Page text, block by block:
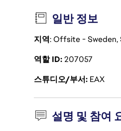
일반 정보
지역: Offsite - Sweden,
역할 ID207057
스튜디오/부서 EAX
설명 및 참여